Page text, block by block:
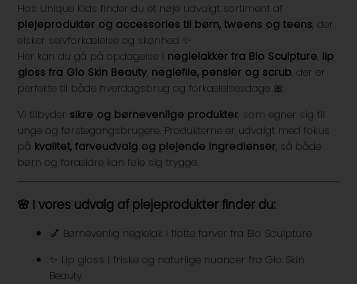
Hos Unique Kids finder du et nøje udvalgt sortiment af
plejeprodukter og accessories til børn, tweens og teens, der
elsker selvforkælelse og skønhed ✨
Her kan du gå på opdagelse i neglelakker fra Bio Sculpture, lip
gloss fra Glo Skin Beauty, neglefile, pensler og scrub, der er
perfekte til både hverdagsbrug og forkælelsesdage 🎀
Vi tilbyder sikre og børnevenlige produkter, som egner sig til
unge og førstegangsbrugere. Produkterne er udvalgt med fokus
på kvalitet, farveudvalg og plejende ingredienser, så både
børn og forældre kan føle sig trygge.
🌸 I vores udvalg af plejeprodukter finder du:
💅 Børnevenlig neglelak i flotte farver fra Bio Sculpture
✨ Lip gloss i friske og naturlige nuancer fra Glo Skin
Beauty